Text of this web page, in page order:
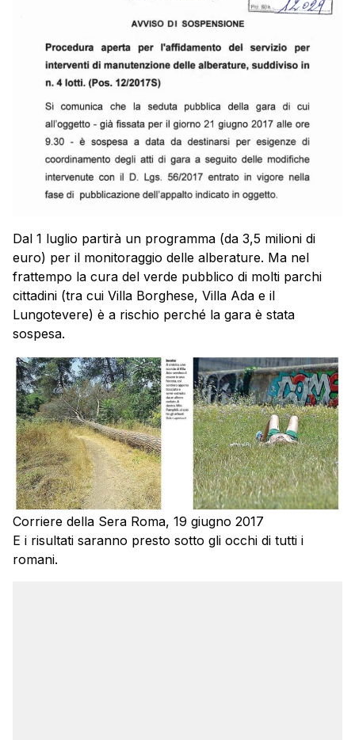
Dal 1 luglio partirà un programma (da 3,5 milioni di
euro) per il monitoraggio delle alberature. Ma nel
frattempo la cura del verde pubblico di molti parchi
cittadini (tra cui Villa Borghese, Villa Ada e il
Lungotevere) è a rischio perché la gara è stata
sospesa.
Corriere della Sera Roma, 19 giugno 2017
E i risultati saranno presto sotto gli occhi di tutti i
romani.